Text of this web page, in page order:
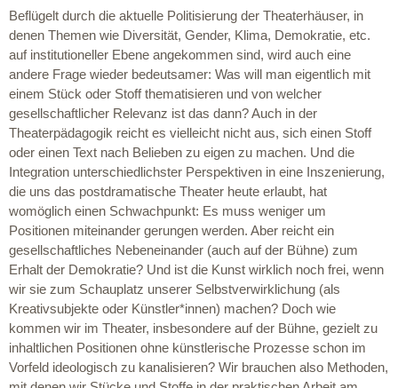
Beflügelt durch die aktuelle Politisierung der Theaterhäuser, in
denen Themen wie Diversität, Gender, Klima, Demokratie, etc.
auf institutioneller Ebene angekommen sind, wird auch eine
andere Frage wieder bedeutsamer: Was will man eigentlich mit
einem Stück oder Stoff thematisieren und von welcher
gesellschaftlicher Relevanz ist das dann? Auch in der
Theaterpädagogik reicht es vielleicht nicht aus, sich einen Stoff
oder einen Text nach Belieben zu eigen zu machen. Und die
Integration unterschiedlichster Perspektiven in eine Inszenierung,
die uns das postdramatische Theater heute erlaubt, hat
womöglich einen Schwachpunkt: Es muss weniger um
Positionen miteinander gerungen werden. Aber reicht ein
gesellschaftliches Nebeneinander (auch auf der Bühne) zum
Erhalt der Demokratie? Und ist die Kunst wirklich noch frei, wenn
wir sie zum Schauplatz unserer Selbstverwirklichung (als
Kreativsubjekte oder Künstler*innen) machen? Doch wie
kommen wir im Theater, insbesondere auf der Bühne, gezielt zu
inhaltlichen Positionen ohne künstlerische Prozesse schon im
Vorfeld ideologisch zu kanalisieren? Wir brauchen also Methoden,